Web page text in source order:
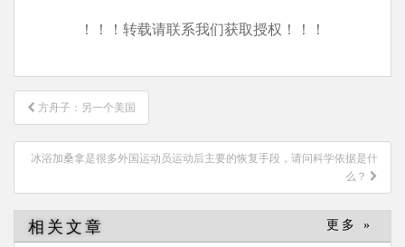
！！！转载请联系我们获取授权！！！
文
章
导
方舟子：另一个美国
冰浴加桑拿是很多外国运动员运动后主要的恢复手段，请问科学依据是什
么？
相关文章 更多 »